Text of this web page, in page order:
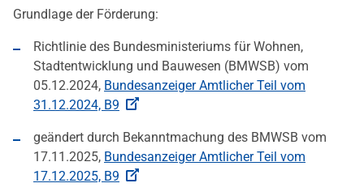
Grundlage der Förderung:
Richtlinie des Bundesministeriums für Wohnen,
Stadtentwicklung und Bauwesen (BMWSB) vom
05.12.2024, Bundesanzeiger Amtlicher Teil vom
31.12.2024, B9
geändert durch Bekanntmachung des BMWSB vom
17.11.2025, Bundesanzeiger Amtlicher Teil vom
17.12.2025, B9